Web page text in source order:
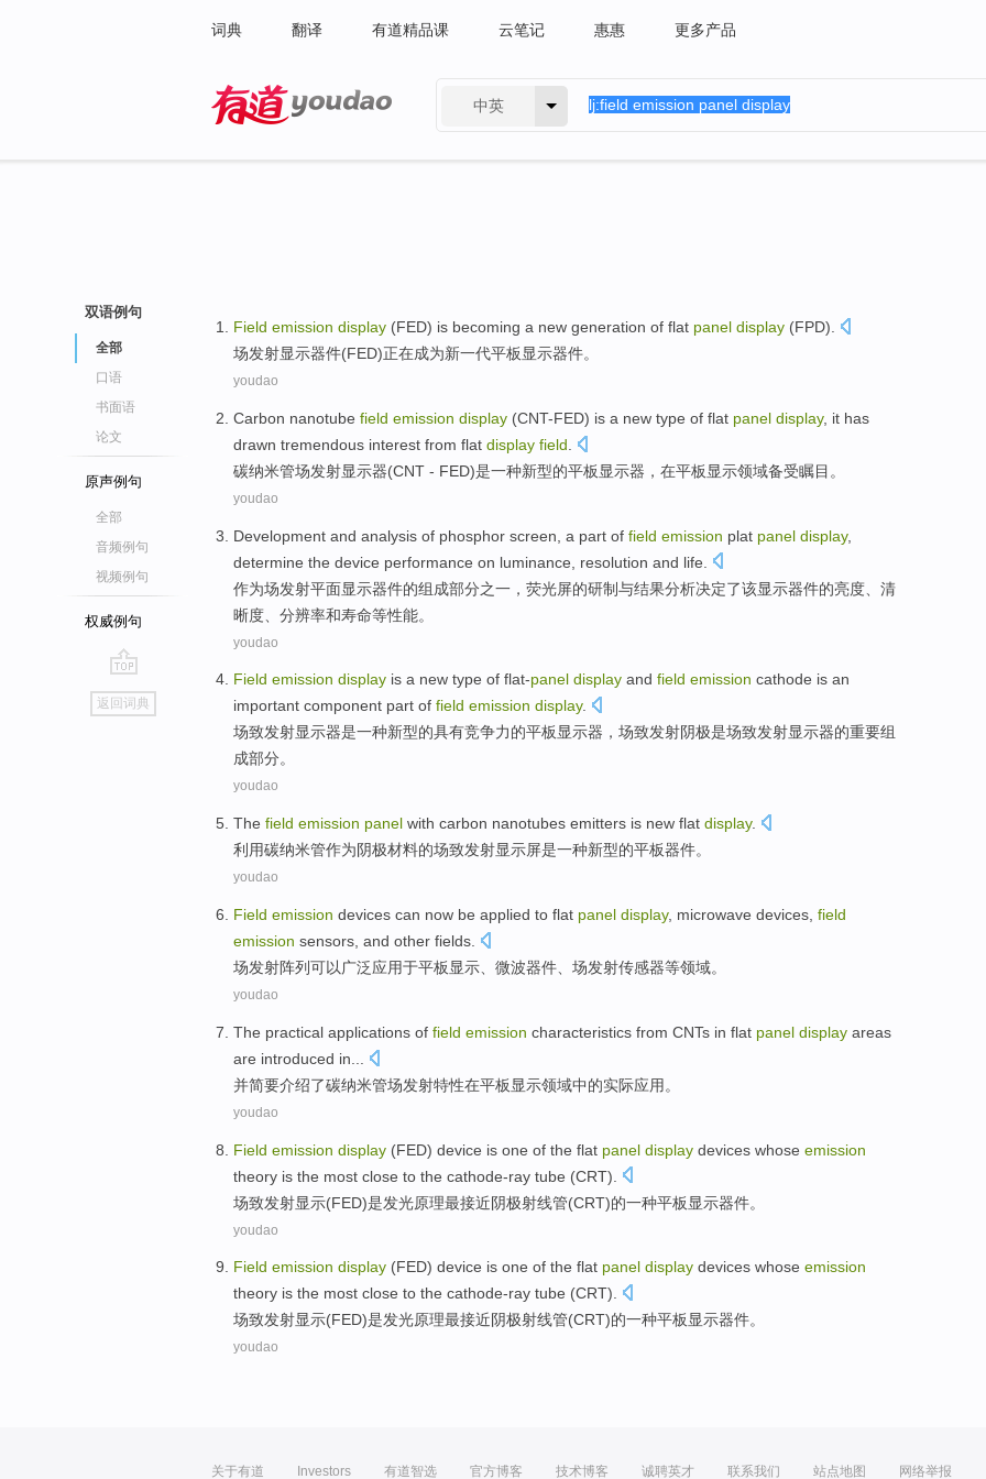
词典 翻译 有道精品课 云笔记 惠惠 更多产品
中英
双语例句
全部
口语
书面语
论文
原声例句
全部
音频例句
视频例句
权威例句
go
top
返回词典
Field emission display (FED) is becoming a new generation of flat panel display (FPD).
场发射显示器件(FED)正在成为新一代平板显示器件。
youdao
Carbon nanotube field emission display (CNT-FED) is a new type of flat panel display, it has
drawn tremendous interest from flat display field
碳纳米管场发射显示器(CNT - FED)是一种新型的平板显示器， 在平板显示领域备受瞩目。
youdao
Development and analysis of phosphor screen, a part of field emission plat panel display,
determine the device performance on luminance resolution and life
作为场发射平面显示器件的组成部分之一， 荧光屏的研制与结果分析决定了该显示器件的亮度 、清
晰度、 分辨率和寿命等性能。
youdao
Field emission display is a new type of flat-panel display and field emission cathode is an
important component part of field emission display.
场致发射显示器是一种新型的具有竞争力的平板显示器，场致发射阴极是场致发射显示器的重要组
成部分。
youdao
The field emission panel with carbon nanotubes emitters is new flat display.
利用碳纳米管作为阴极材料的场致发射显示屏是一种新型的平板器件。
youdao
Field emission devices can now be applied to flat panel display, microwave devices field
emission sensors, and other fields
场发射阵列可以 广泛应用于平板显示 微波器件 、场发射传感器等领域。
youdao
The practical applications of field emission characteristics from CNTs in flat panel display areas
are introduced in...
并简要介绍了碳纳米管场发射特性在平板显示领域中的实际应用 。
youdao
Field emission display (FED) device is one of the flat panel display devices whose emission
theory is the most close to the cathode-ray tube (CRT).
场致发射显示(FED)是发光原理最接近阴极射线管(CRT)的一种平板显示器件。
youdao
Field emission display (FED) device is one of the flat panel display devices whose emission
theory is the most close to the cathode-ray tube (CRT).
场致发射显示(FED)是发光原理最接近阴极射线管(CRT)的一种平板显示器件。
youdao
关于有道 Investors 有道智选 官方博客 技术博客 诚聘英才 联系我们 站点地图 网络举报